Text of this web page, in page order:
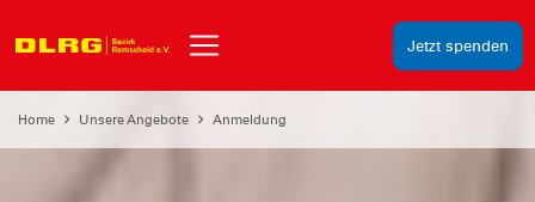
Jetzt spenden
Home Unsere Angebote Anmeldung